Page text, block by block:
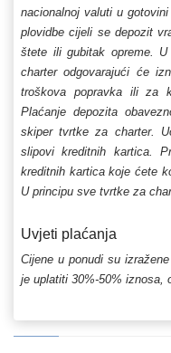
nacionalnoj valuti u
plovidbe cijeli se depozit
štete ili gubitak opreme.
charter odgovarajući će
troškova popravka ili za
Plaćanje depozita
skiper tvrtke za charter.
slipovi kreditnih kartica.
kreditnih kartica koje ćete
U principu sve tvrtke za
Uvjeti plaćanja
Cijene u ponudi su
je uplatiti 30%-50% iznosa,